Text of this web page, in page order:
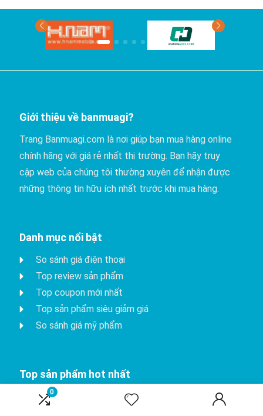
0
rẻ
nhất?
Giới thiệu về banmuagi?
Trang Banmuagi.com là nơi giúp bạn mua hàng online
chính hãng với giá rẻ nhất thị trường. Bạn hãy truy
cập web của chúng tôi thường xuyên để nhận được
những thông tin hữu ích nhất trước khi mua hàng.
Danh mục nổi bật
So sánh giá điện thoại
Top review sản phẩm
Top coupon mới nhất
Top sản phẩm siêu giảm giá
So sánh giá mỹ phẩm
Top sản phẩm hot nhất
iPhone 15 Pro